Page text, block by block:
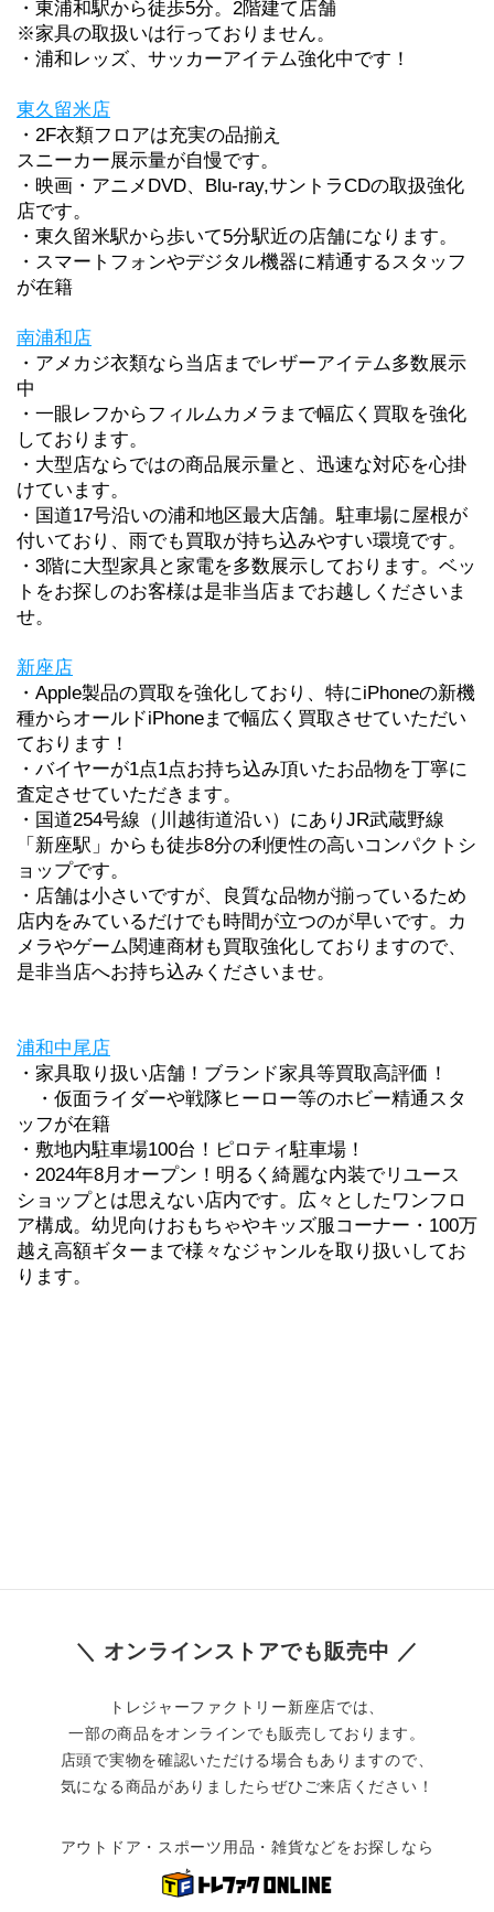
・東浦和駅から徒歩5分。2階建て店舗
※家具の取扱いは行っておりません。
・浦和レッズ、サッカーアイテム強化中です！
東久留米店
・2F衣類フロアは充実の品揃え
スニーカー展示量が自慢です。
・映画・アニメDVD、Blu-ray,サントラCDの取扱強化
店です。
・東久留米駅から歩いて5分駅近の店舗になります。
・スマートフォンやデジタル機器に精通するスタッフ
が在籍
南浦和店
・アメカジ衣類なら当店までレザーアイテム多数展示
中
・一眼レフからフィルムカメラまで幅広く買取を強化
しております。
・大型店ならではの商品展示量と、迅速な対応を心掛
けています。
・国道17号沿いの浦和地区最大店舗。駐車場に屋根が
付いており、雨でも買取が持ち込みやすい環境です。
・3階に大型家具と家電を多数展示しております。ベッ
トをお探しのお客様は是非当店までお越しくださいま
せ。
新座店
・ Apple製品の買取を強化しており、特にiPhoneの新機
種からオールドiPhoneまで幅広く買取させていただい
ております！
・バイヤーが1点1点お持ち込み頂いたお品物を丁寧に
査定させていただきます。
・ 国道254号線（川越街道沿い）にありJR武蔵野線
「新座駅」からも徒歩8分の利便性の高いコンパクトシ
ョップです。
・店舗は小さいですが、良質な品物が揃っているため
店内をみているだけでも時間が立つのが早いです。カ
メラやゲーム関連商材も買取強化しておりますので、
是非当店へお持ち込みくださいませ。
浦和中尾店
・家具取り扱い店舗！ブランド家具等買取高評価！
・仮面ライダーや戦隊ヒーロー等のホビー精通スタ
ッフが在籍
・敷地内駐車場100台！ピロティ駐車場！
・2024年8月オープン！明るく綺麗な内装でリユース
ショップとは思えない店内です。広々としたワンフロ
ア構成。幼児向けおもちゃやキッズ服コーナー・100万
越え高額ギターまで様々なジャンルを取り扱いしてお
ります。
＼ オンラインストアでも販売中 ／
トレジャーファクトリー新座店では、
一部の商品をオンラインでも販売しております。
店頭で実物を確認いただける場合もありますので、
気になる商品がありましたらぜひご来店ください！
アウトドア・スポーツ用品・雑貨などをお探しなら